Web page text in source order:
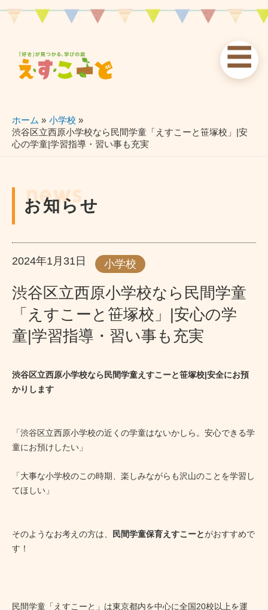
☰
お知らせ
news
えすこーと 各校案内
schools
ホーム
小学校
渋谷区立西原小学校なら民間学童「えすこーと笹塚校」|安
心の学童|学習指導・習い事も充実
news
お知らせ
2024年1月31日 小学校
渋谷区立西原小学校なら民間学童
「えすこーと笹塚校」|安心の学
童|学習指導・習い事も充実
渋谷区立西原小学校なら民間学童えすこーと笹塚校|安全にお預
かりします
「渋谷区立西原小学校の近くの学童はないかしら。安心できる学
童にお預けしたい」
「大事な小学校のこの時期、楽しみながらも沢山のことを学習し
てほしい」
そのようなお考えの方は、 民間学童保育えすこーとがおすすめで
す！
民間学童「えすこーと」は東京都内を中心に全国20校以上を運